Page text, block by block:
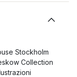
Stockholm
Collection